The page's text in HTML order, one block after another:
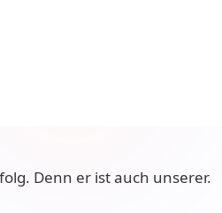
Denn er ist auch unserer.